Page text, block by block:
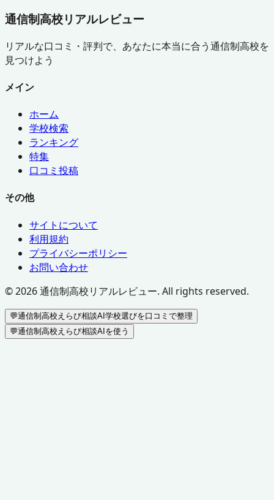
通信制高校リアルレビュー
リアルな口コミ・評判で、あなたに本当に合う通信制高校を
見つけよう
メイン
ホーム
学校検索
ランキング
特集
口コミ投稿
その他
サイトについて
利用規約
プライバシーポリシー
お問い合わせ
©2026通信制高校リアルレビュー. All rights reserved.
💬通信制高校えらび相談AI学校選びを口コミで整理
💬通信制高校えらび相談AIを使う